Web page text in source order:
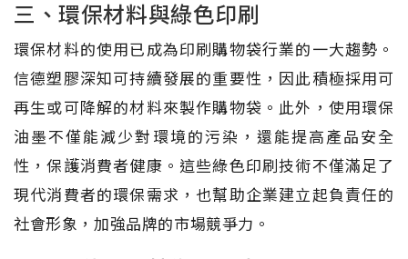
三、環保材料與綠色印刷
環保材料的使用已成為印刷購物袋行業的一大趨勢。
信德塑膠深知可持續發展的重要性，因此積極採用可
再生或可降解的材料來製作購物袋。此外，使用環保
油墨不僅能減少對環境的污染，還能提高產品安全
性，保護消費者健康。這些綠色印刷技術不僅滿足了
現代消費者的環保需求，也幫助企業建立起負責任的
社會形象，加強品牌的市場競爭力。